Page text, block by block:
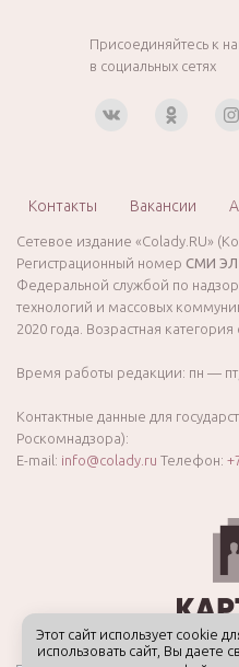
Присоединяйтесь к
в социальных сетях
Контакты Вакансии
Сетевое издание «Colady.RU»
Регистрационный номер СМИ ЭЛ
Федеральной службой по
технологий и массовых
2020 года. Возрастная категория
Время работы редакции: пн —
Контактные данные для
Роскомнадзора):
E-mail: info@colady.ru Телефон:
Этот сайт использует cookie
использовать сайт, Вы даете